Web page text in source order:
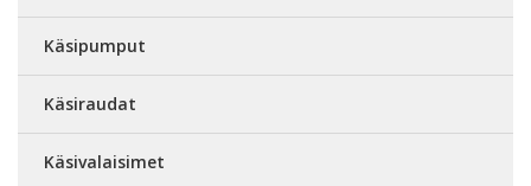
Käsipumput
Käsiraudat
Käsivalaisimet